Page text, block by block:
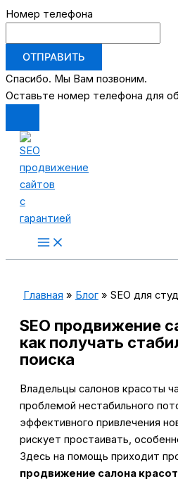
Номер телефона
ОТПРАВИТЬ
Спасибо. Мы Вам позвоним.
Оставьте номер телефона для
Перейти
содержимому
Main
Menu
Главная Блог SEO для
SEO продвижение
как получать
поиска
Владельцы салонов красоты
проблемой нестабильного
эффективного привлечения
рискует простаивать,
Здесь на помощь приходит
продвижение салона